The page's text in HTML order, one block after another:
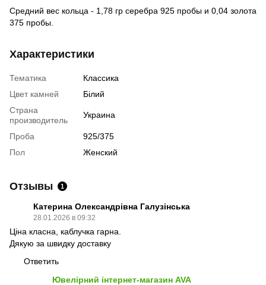
Средний вес кольца - 1,78 гр серебра 925 пробы и 0,04 золота
375 пробы.
Характеристики
Тематика
Классика
Цвет камней
Білий
Страна
производитель
Украина
Проба
925/375
Пол
Женский
Отзывы 1
Катерина Олександрівна Галузінська
28.01.2026 в 09:32
Ціна класна, каблучка гарна.
Дякую за швидку доставку
Ответить
Ювелірний інтернет-магазин AVA